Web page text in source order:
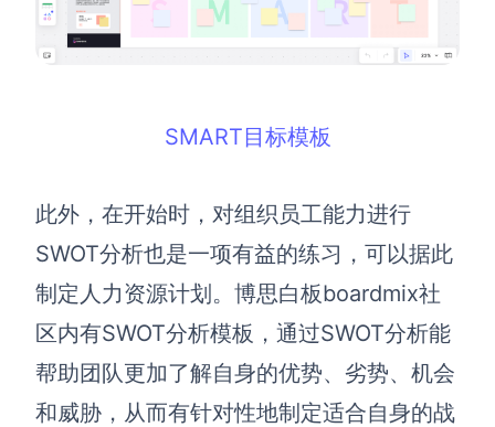
AI生成时间管理四象限
AI生成价值链
AI生成Smart分析
AI生成波士顿矩阵
AI生成波特五力模型
AI生成4P营销理论模型
AI生成图片
AI写作
AI对话
AI生成简历
SMART目标模板
此外，在开始时，对组织员工能力进行
SWOT分析也是一项有益的练习，可以据此
制定人力资源计划。博思白板boardmix社
区内有SWOT分析模板，通过SWOT分析能
帮助团队更加了解自身的优势、劣势、机会
和威胁，从而有针对性地制定适合自身的战